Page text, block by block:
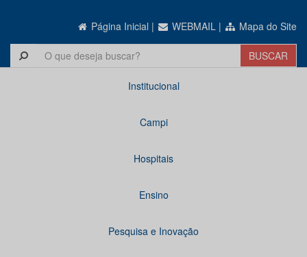
Página Inicial | WEBMAIL | Mapa do Site
Institucional
Campi
Hospitais
Ensino
Pesquisa e Inovação